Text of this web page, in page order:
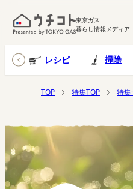
東京ガス
暮らし情報メディア
レシピ 掃除
TOP 特集TOP 特集